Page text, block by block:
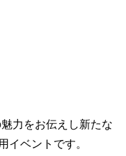
魅力をお伝えし新たな
イベントです。